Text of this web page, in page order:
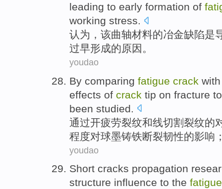
leading to early formation of
working stress.
认为 ，该曲轴材料的冶金缺陷是
过早形成的原因 。
youdao
By comparing fatigue crack with
effects of crack tip on fracture
been studied
通过开疲劳裂纹和线切割裂纹的
程度对球墨铸铁断裂韧性的影响
youdao
Short cracks propagation
structure influence to the fatigue